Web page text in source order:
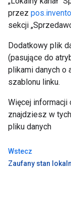
przez
sekcji
Dodatkowy plik
(pasujące do
plikami danych o
szablonu linku.
Więcej informacji
znajdziesz w tych
pliku danych
Wstecz
Zaufany stan